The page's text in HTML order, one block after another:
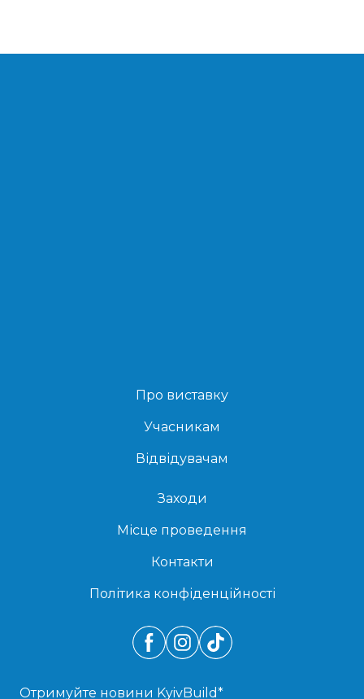
Про виставку
Учасникам
Відвідувачам
Заходи
Місце проведення
Контакти
Політика конфіденційності
Отримуйте новини KyivBuild*